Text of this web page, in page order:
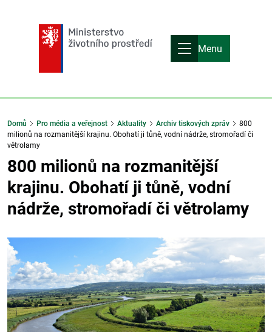
Menu
Domů Pro média a veřejnost Aktuality Archiv tiskových zpráv
800
milionů na rozmanitější krajinu. Obohatí ji tůně, vodní nádrže, stromořadí či
větrolamy
800 milionů na rozmanitější
krajinu. Obohatí ji tůně, vodní
nádrže, stromořadí či větrolamy